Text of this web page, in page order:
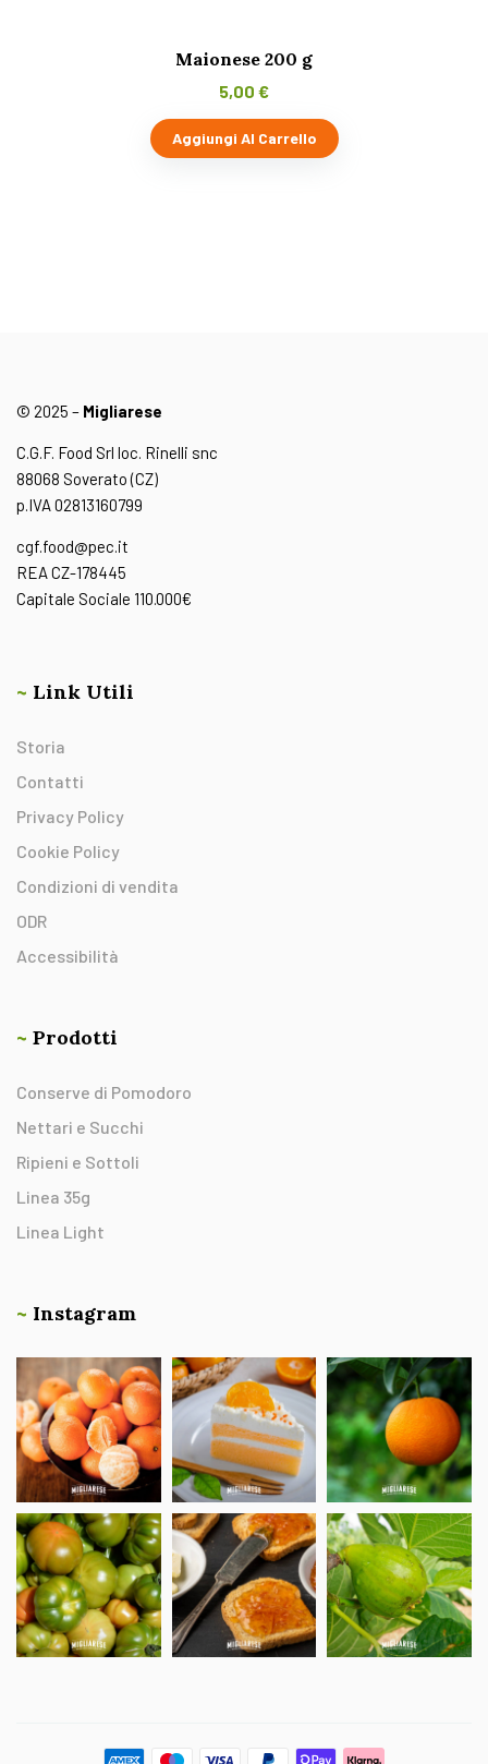
Maionese 200 g
5,00 €
Aggiungi Al Carrello
© 2025 – Migliarese
C.G.F. Food Srl loc. Rinelli snc
88068 Soverato (CZ)
p.IVA 02813160799
cgf.food@pec.it
REA CZ-178445
Capitale Sociale 110.000€
~ Link Utili
Storia
Contatti
Privacy Policy
Cookie Policy
Condizioni di vendita
ODR
Accessibilità
~ Prodotti
Conserve di Pomodoro
Nettari e Succhi
Ripieni e Sottoli
Linea 35g
Linea Light
~ Instagram